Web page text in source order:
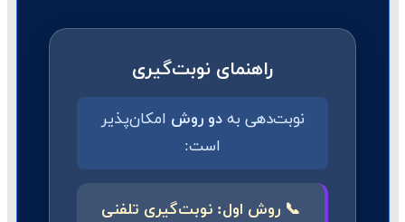
راهنمای نوبت‌گیری
نوبت‌دهی بهدو روش امکان‌پذیر
است:
📞 روش اول: نوبت‌گیری تلفنی